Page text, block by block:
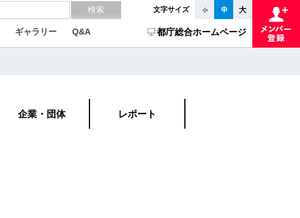
文字サイズ
ギャラリー Q&A 都庁総合ホームページ
企業・団体 レポート